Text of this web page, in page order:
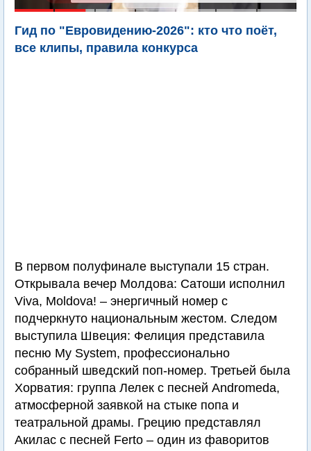
Гид по "Евровидению-2026": кто что поёт,
все клипы, правила конкурса
В первом полуфинале выступали 15 стран.
Открывала вечер Молдова: Сатоши исполнил
Viva, Moldova! – энергичный номер с
подчеркнуто национальным жестом. Следом
выступила Швеция: Фелиция представила
песню My System, профессионально
собранный шведский поп-номер. Третьей была
Хорватия: группа Лелек с песней Andromeda,
атмосферной заявкой на стыке попа и
театральной драмы. Грецию представлял
Акилас с песней Ferto – один из фаворитов